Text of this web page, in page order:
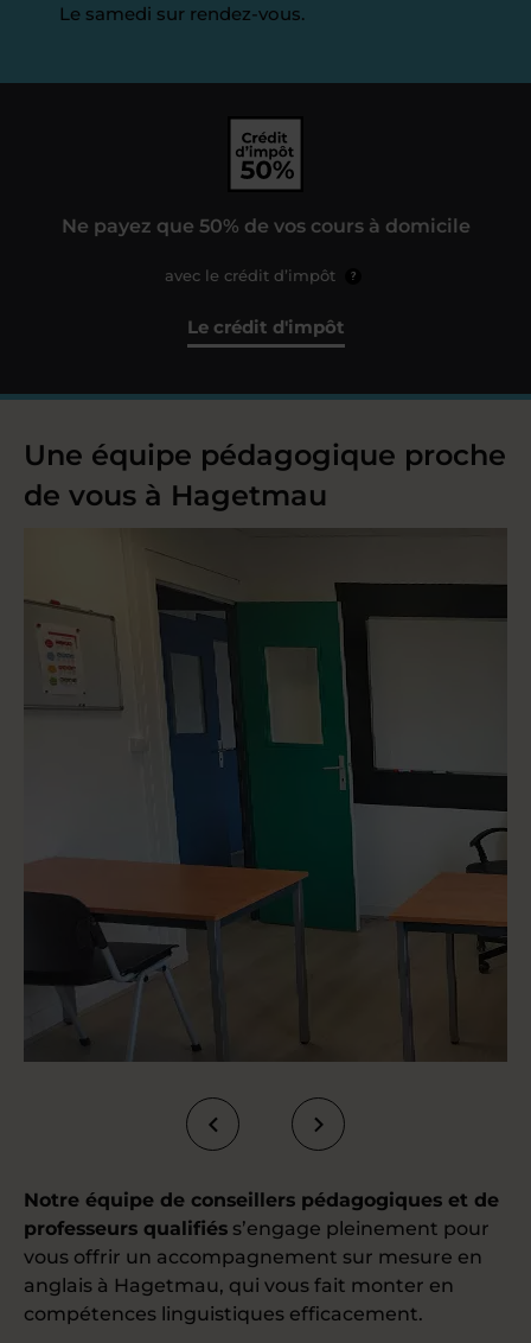
Le samedi sur rendez-vous.
Ne payez que 50% de vos cours à domicile
avec le crédit d’impôt ?
Le crédit d'impôt
Une équipe pédagogique proche
de vous à Hagetmau
Notre équipe de conseillers pédagogiques et de
professeurs qualifiés s’engage pleinement pour
vous offrir un accompagnement sur mesure en
anglais à Hagetmau, qui vous fait monter en
compétences linguistiques efficacement.